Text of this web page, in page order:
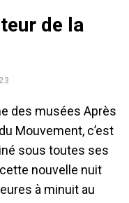
de la
des musées Après
Mouvement, c’est
sous toutes ses
nouvelle nuit
à minuit au